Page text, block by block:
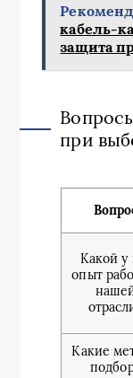
кабель-
защита
при
Какой у
опыт
Какие